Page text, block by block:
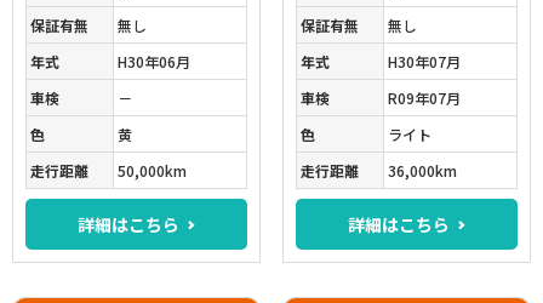
保証有無
無し
年式
H30年06月
車検
－
色
黄
走行距離
50,000km
詳細はこちら
保証有無
無し
年式
H30年07月
車検
R09年07月
色
ライト
走行距離
36,000km
詳細はこちら